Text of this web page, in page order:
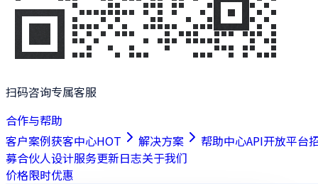
扫码咨询专属客服
合作与帮助
客户案例获客中心HOT 解决方案 帮助中心API开放平台
募合伙人设计服务更新日志关于我们
价格限时优惠